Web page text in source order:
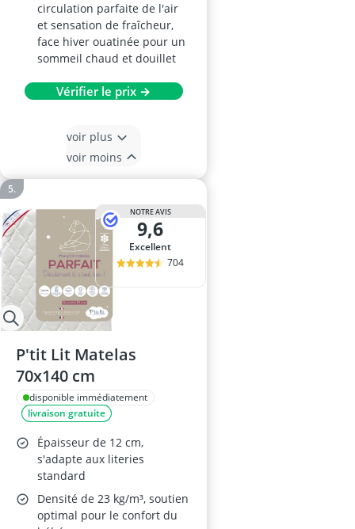
circulation parfaite de l'air
et sensation de fraîcheur,
face hiver ouatinée pour un
sommeil chaud et douillet
Vérifier le prix →
voir plus
voir moins
NOTRE AVIS
9,6
Excellent
704
P'tit Lit Matelas
70x140 cm
disponible immédiatement
livraison gratuite
Épaisseur de 12 cm,
s'adapte aux literies
standard
Densité de 23 kg/m³, soutien
optimal pour le confort du